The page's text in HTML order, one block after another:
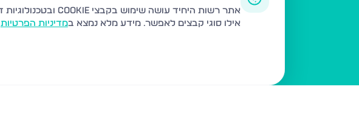
פרסום ברשות היחיד
משרדי תיווך
אתר רשות היחיד עושה שימוש בקבצי Cookie ובטכנולוגיות דומות לצורך תפעול האתר, שיפור חוויית המשתמש, ניתוח שימוש ושיווק מותאם.
אילו סוגי קבצים לאפשר. מידע מלא נמצא במדיניות הפרטיות